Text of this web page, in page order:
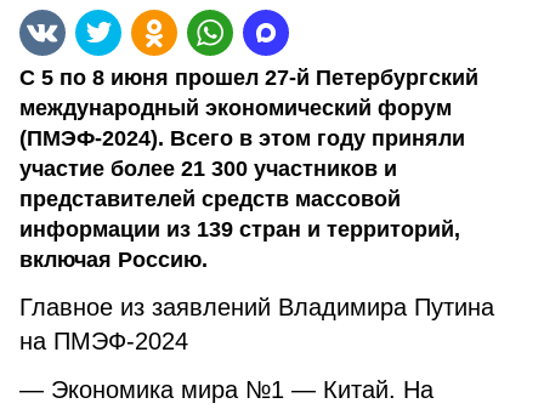
С 5 по 8 июня прошел 27-й Петербургский
международный экономический форум
(ПМЭФ-2024). Всего в этом году приняли
участие более 21 300 участников и
представителей средств массовой
информации из 139 стран и территорий,
включая Россию.
Главное из заявлений Владимира Путина
на ПМЭФ-2024
— Экономика мира №1 — Китай. На